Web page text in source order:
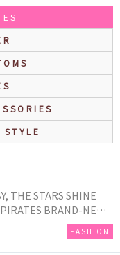
THE STARS SHINE
BRAND-NEW
FASHION